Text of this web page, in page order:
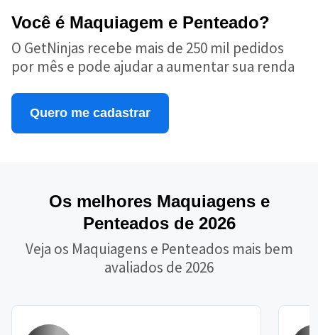
Você é Maquiagem e Penteado?
O GetNinjas recebe mais de 250 mil pedidos
por mês e pode ajudar a aumentar sua renda
Quero me cadastrar
Os melhores Maquiagens e
Penteados de 2026
Veja os Maquiagens e Penteados mais bem
avaliados de 2026